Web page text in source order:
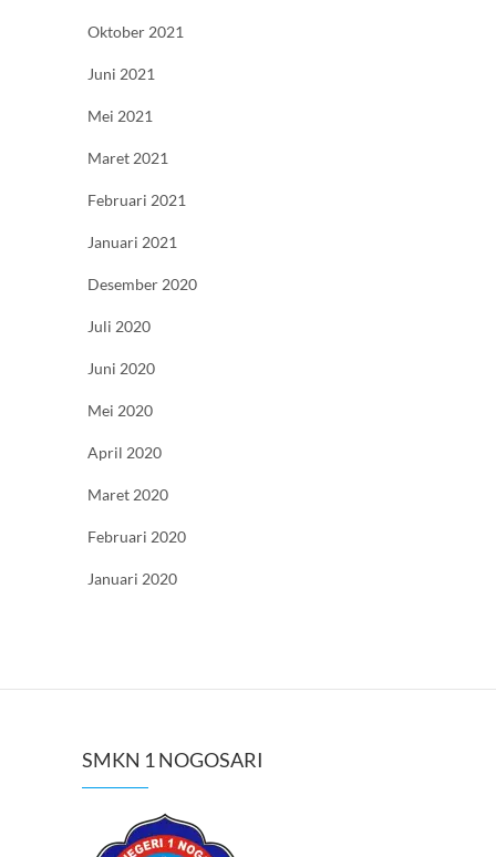
Oktober 2021
Juni 2021
Mei 2021
Maret 2021
Februari 2021
Januari 2021
Desember 2020
Juli 2020
Juni 2020
Mei 2020
April 2020
Maret 2020
Februari 2020
Januari 2020
SMKN 1 NOGOSARI